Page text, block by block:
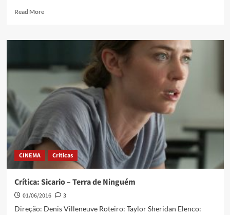
Read More
CINEMA Críticas
Crítica: Sicario – Terra de Ninguém
01/06/2016
3
Direção: Denis Villeneuve Roteiro: Taylor Sheridan Elenco: